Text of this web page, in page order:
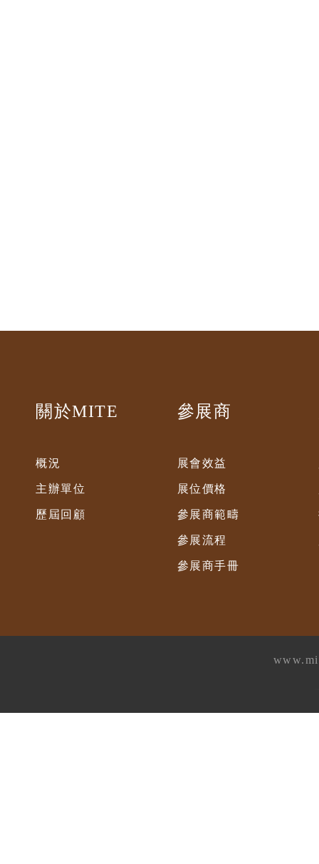
關於MITE
概況
主辦單位
歷屆回顧
參展商
展會效益
展位價格
參展商範疇
參展流程
參展商手冊